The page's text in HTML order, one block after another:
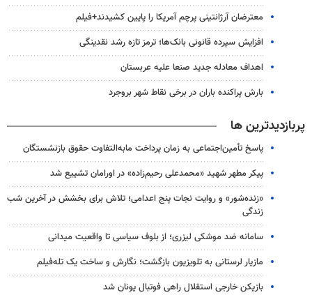
معترضان آرژانتینی پرچم آمریکا را پایین کشیدند+فیلم
افزایش سپرده قانونی بانک‌ها؛ ترمز تازه رشد نقدینگی
اهداف معادله جدید صنعا علیه عربستان
بارش پراکنده باران در برخی نقاط شهر بروجرد
پربازدیدترین ها
پاسخ تأمین‌اجتماعی به زمان پرداخت مابه‌التفاوت حقوق بازنشستگان
پیکر مطهر شهید «محمدعلی رحیم‌زاده» در اورامان تشییع شد
«زنده‌شور» و روایت نجات پنج اعدامی؛ تلاش برای بخشش در آخرین شب
زندگی
سامانه ضد موشکی لیزری؛ از بلوف سیاسی تا واقعیت میدانی
مازیار لرستانی به تلویزیون بازگشت؛ نگارش و ساخت یک تله‌فیلم
بازیکن خارجی استقلال راهی فوتبال یونان شد